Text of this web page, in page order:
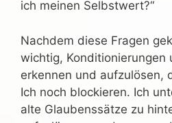
ich meinen Selbstwert?“
Nachdem diese Fragen
wichtig, Konditionierungen
erkennen und aufzulösen,
Ich noch blockieren. Ich
alte Glaubenssätze zu